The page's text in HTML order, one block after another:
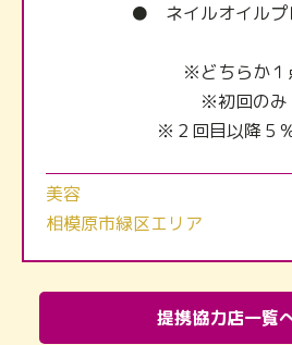
● ネイルオイルプ
※どちらか１
※初回のみ
※２回目以降５
美容
相模原市緑区エリア
提携協力店一覧